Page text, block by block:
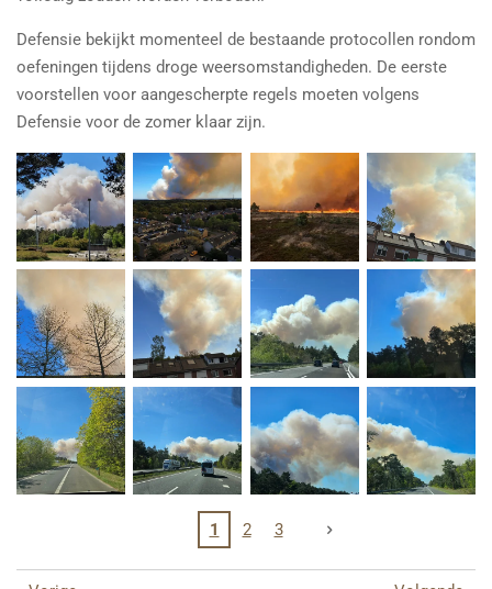
Defensie bekijkt momenteel de bestaande protocollen rondom
oefeningen tijdens droge weersomstandigheden. De eerste
voorstellen voor aangescherpte regels moeten volgens
Defensie voor de zomer klaar zijn.
1 2 3